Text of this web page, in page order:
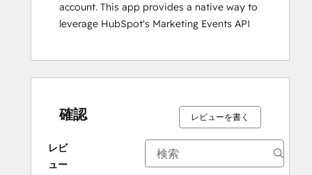
account. This app provides a native way to
leverage HubSpot's Marketing Events API
確認 レビューを書く
レビ
ュー